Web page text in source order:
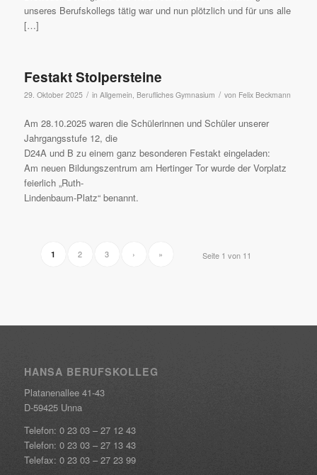
unseres Berufskollegs tätig war und nun plötzlich und für uns alle
[…]
Festakt Stolpersteine
29. Oktober 2025 / in Allgemein, Berufliches Gymnasium / von Felix Beckmann
Am 28.10.2025 waren die Schülerinnen und Schüler unserer
Jahrgangsstufe 12, die
D24A und B zu einem ganz besonderen Festakt eingeladen:
Am neuen Bildungszentrum am Hertinger Tor wurde der Vorplatz
feierlich „Ruth-
Lindenbaum-Platz“ benannt.
Seite 1 von 11
1 2 3 › »
HANSA BERUFSKOLLEG
Platanenallee 41-43
D-59425 Unna
Telefon: 0 23 03 – 27 12 43
Telefon: 0 23 03 – 27 13 43
Telefax: 0 23 03 – 27 23 99